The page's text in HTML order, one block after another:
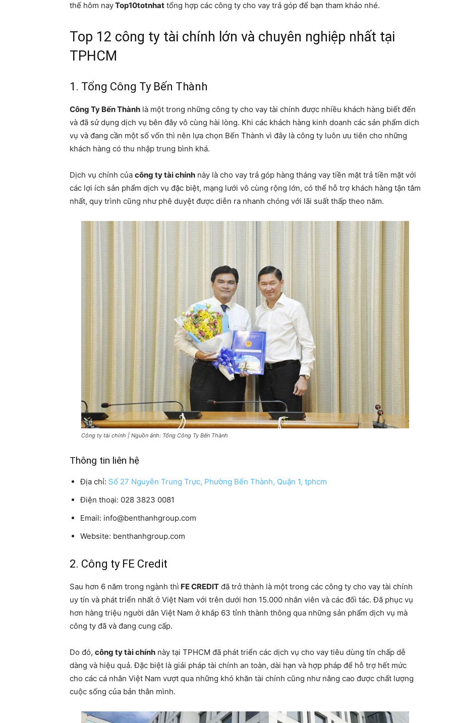
thế hôm nayTop10totnhat tổng hợp các công ty cho vay trả góp để bạn tham khảo nhé.
Top 12 công ty tài chính lớn và chuyên nghiệp nhất tại
TPHCM
1. Tổng Công Ty Bến Thành
Công Ty Bến Thành là một trong những công ty cho vay tài chính được nhiều khách hàng biết đến
và đã sử dụng dịch vụ bên đây vô cùng hài lòng. Khi các khách hàng kinh doanh các sản phẩm dich
vụ và đang cần một số vốn thì nên lựa chọn Bến Thành vì đây là công ty luôn ưu tiên cho những
khách hàng có thu nhập trung bình khá.
Dịch vụ chính của công ty tài chính này là cho vay trả góp hàng tháng vay tiền mặt trả tiền mặt với
các lợi ích sản phẩm dịch vụ đặc biệt, mạng lưới vô cùng rộng lớn, có thể hỗ trợ khách hàng tận tâm
nhất, quy trình cũng như phê duyệt được diễn ra nhanh chóng với lãi suất thấp theo năm.
Công ty tài chính | Nguồn ảnh: Tổng Công Ty Bến Thành
Thông tin liên hệ
Địa chỉ: Số 27 Nguyễn Trung Trực, Phường Bến Thành, Quận 1, tphcm
Điện thoại: 028 3823 0081
Email: info@benthanhgroup.com
Website: benthanhgroup.com
2. Công ty FE Credit
Sau hơn 6 năm trong ngành thì FE CREDIT đã trở thành là một trong các công ty cho vay tài chính
uy tín và phát triển nhất ở Việt Nam với trên dưới hơn 15.000 nhân viên và các đối tác. Đã phục vụ
hơn hàng triệu người dân Việt Nam ở khắp 63 tỉnh thành thông qua những sản phẩm dịch vụ mà
công ty đã và đang cung cấp.
Do đó, công ty tài chính này tại TPHCM đã phát triển các dịch vụ cho vay tiêu dùng tín chấp dễ
dàng và hiệu quả. Đặc biệt là giải pháp tài chính an toàn, dài hạn và hợp pháp để hỗ trợ hết mức
cho các cá nhân Việt Nam vượt qua những khó khăn tài chính cũng như nâng cao được chất lượng
cuộc sống của bản thân mình.